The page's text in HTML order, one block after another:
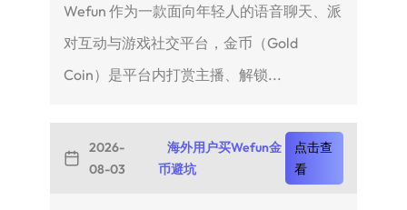
Wefun 作为一款面向年轻人的语音聊天、派
对互动与游戏社交平台，金币（Gold
Coin）是平台内打赏主播、解锁...
2026-
08-03
海外用户买Wefun金
币避坑
点击查
看